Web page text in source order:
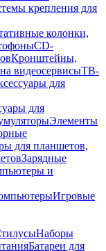
крепления для
колонки,
CD-
Кронштейны,
видеосервисыТВ-
для
для
Элементы
для планшетов,
Зарядные
и
Игровые
Наборы
Батареи для